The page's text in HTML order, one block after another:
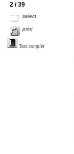
2 / 39
select
print
Text complet